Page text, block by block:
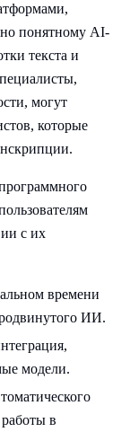
понятному AI-
текста и
могут
которые
с их
времени
ИИ.
модели.
в